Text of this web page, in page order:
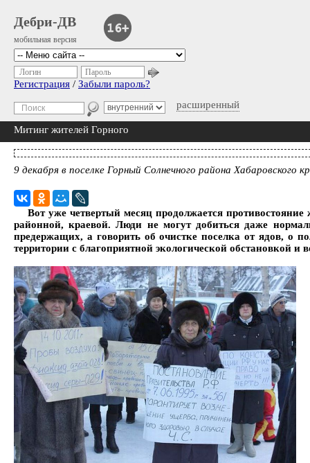
Дебри-ДВ
мобильная версия
расширенный
Логин Пароль
Регистрация / Забыли пароль?
Митинг жителей Горного
9 декабря в поселке Горный Солнечного района
Вот уже четвертый месяц продолжается
районной, краевой. Люди не могут добиться даже
предержащих, а говорить об очистке поселка от ядов, о
территории с благоприятной экологической обстановкой и